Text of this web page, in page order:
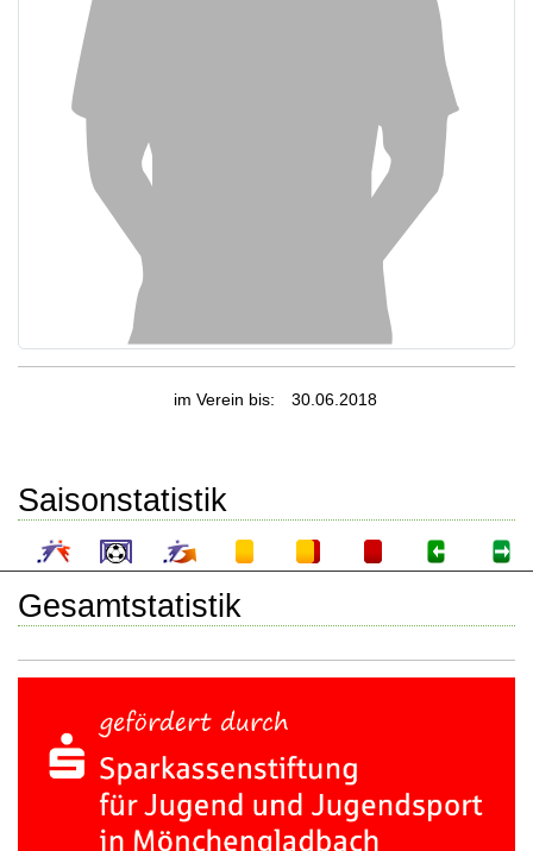
im Verein bis: 30.06.2018
Saisonstatistik
Gesamtstatistik